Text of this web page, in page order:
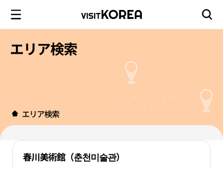
エリア検索
エリア検索
春川美術館（춘천미술관）